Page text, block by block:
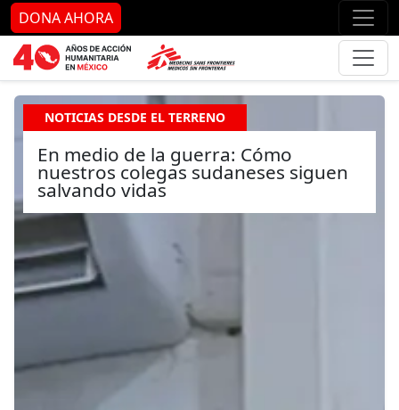
Ir al contenido principal Ir
DONA AHORA
NOTICIAS DESDE EL TERRENO
En medio de la guerra: Cómo
nuestros colegas sudaneses siguen
salvando vidas